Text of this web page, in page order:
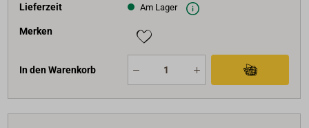
Lieferzeit Am Lager
Merken
In den Warenkorb